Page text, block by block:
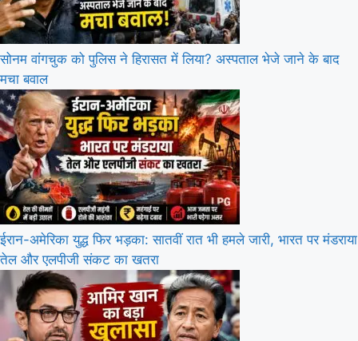
सोनम वांगचुक को पुलिस ने हिरासत में लिया? अस्पताल भेजे जाने के बाद
मचा बवाल
ईरान-अमेरिका युद्ध फिर भड़का: सातवीं रात भी हमले जारी, भारत पर मंडराया
तेल और एलपीजी संकट का खतरा